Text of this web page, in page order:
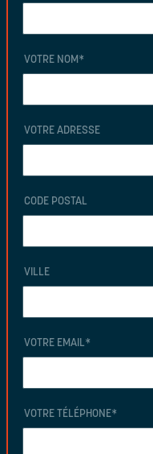
VOTRE NOM*
VOTRE ADRESSE
CODE POSTAL
VILLE
VOTRE EMAIL*
VOTRE TÉLÉPHONE*